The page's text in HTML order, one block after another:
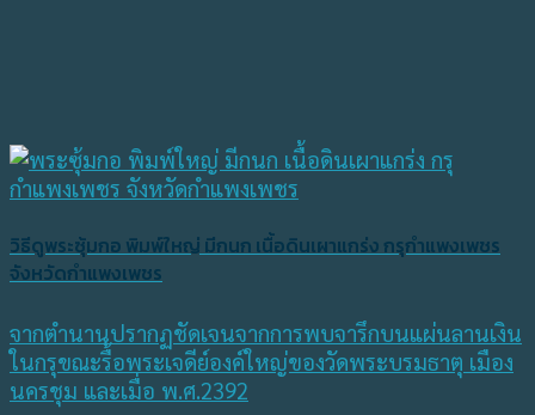
วิธีดูพระซุ้มกอ พิมพ์ใหญ่ มีกนก เนื้อดินเผาแกร่ง กรุกำแพงเพชร
จังหวัดกำแพงเพชร
จากตำนานปรากฏชัดเจนจากการพบจารึกบนแผ่นลานเงิน
ในกรุขณะรื้อพระเจดีย์องค์ใหญ่ของวัดพระบรมธาตุ เมือง
นครชุม และเมื่อ พ.ศ.2392